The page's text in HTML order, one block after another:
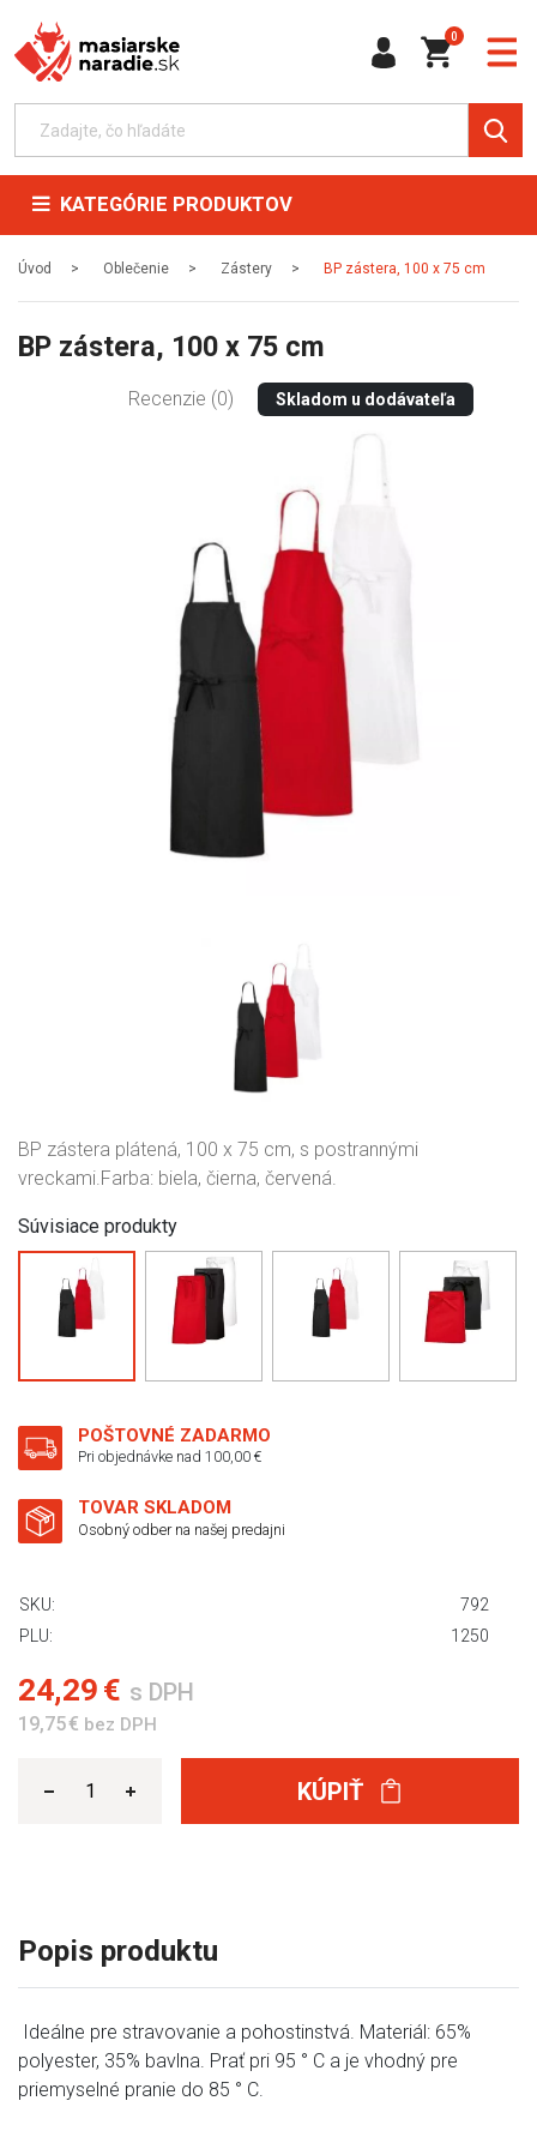
0
KATEGÓRIE PRODUKTOV
Úvod Oblečenie Zástery BP zástera, 100 x 75 cm
BP zástera, 100 x 75 cm
Recenzie (0) Skladom u dodávateľa
BP zástera plátená, 100 x 75 cm, s postrannými
vreckami.Farba: biela, čierna, červená.
Súvisiace produkty
POŠTOVNÉ ZADARMO
Pri objednávke nad 100,00 €
TOVAR SKLADOM
Osobný odber na našej predajni
SKU:
792
PLU:
1250
24,29 € s DPH
19,75 € bez DPH
KÚPIŤ
Popis produktu
Ideálne pre stravovanie a pohostinstvá. Materiál: 65%
polyester, 35% bavlna. Prať pri 95 ° C a je vhodný pre
priemyselné pranie do 85 ° C.